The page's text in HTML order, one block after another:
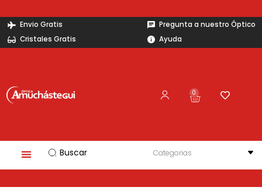
al
contenido
Envio Gratis
Cristales Gratis
Pregunta a nuestro Óptico
Ayuda
0
Carrito
Search